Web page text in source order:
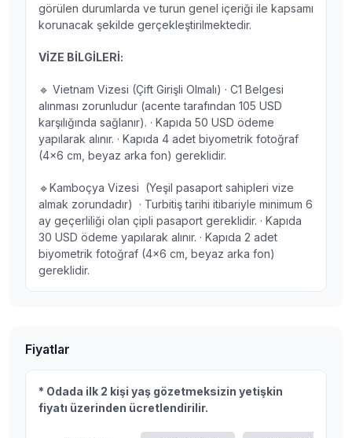
görülen durumlarda ve turun genel içeriği ile kapsamı
korunacak şekilde gerçekleştirilmektedir.
VİZE BİLGİLERİ:
🔹 Vietnam Vizesi (Çift Girişli Olmalı) · C1 Belgesi
alınması zorunludur (acente tarafından 105 USD
karşılığında sağlanır). · Kapıda 50 USD ödeme
yapılarak alınır. · Kapıda 4 adet biyometrik fotoğraf
(4x6 cm, beyaz arka fon) gereklidir.
🔹Kamboçya Vizesi (Yeşil pasaport sahipleri vize
almak zorundadır) · Turbitiş tarihi itibariyle minimum 6
ay geçerliliği olan çipli pasaport gereklidir. · Kapıda
30 USD ödeme yapılarak alınır. · Kapıda 2 adet
biyometrik fotoğraf (4x6 cm, beyaz arka fon)
gereklidir.
Fiyatlar
* Odada ilk 2 kişi yaş gözetmeksizin yetişkin
fiyatı üzerinden ücretlendirilir.